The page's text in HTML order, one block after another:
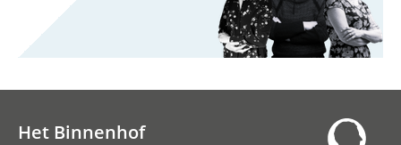
Het Binnenhof